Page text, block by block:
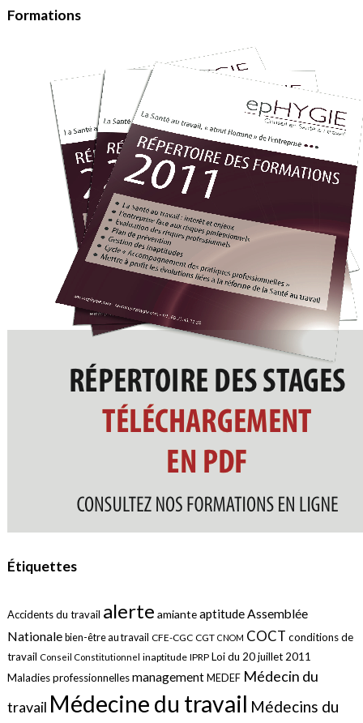
Formations
Étiquettes
Accidents du travail alerte amianteaptitude Assemblée
Nationale bien-être au travail CFE-CGC CGT CNOM COCT conditions de
travail Conseil Constitutionnel inaptitude IPRP Loi du 20 juillet 2011
Maladies professionnellesmanagement MEDEF Médecin du
travail Médecine du travail Médecins du